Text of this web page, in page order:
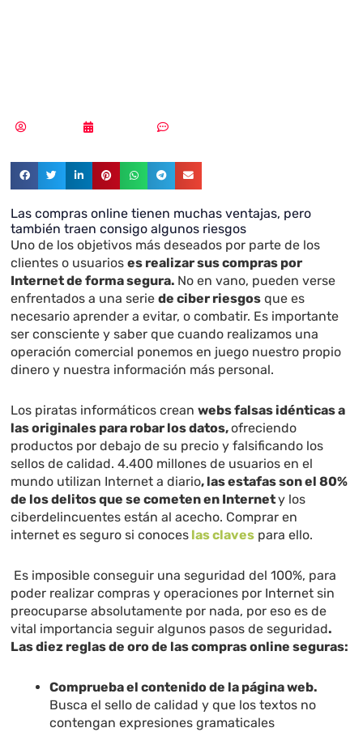
Las compras online tienen muchas ventajas, pero
también traen consigo algunos riesgos
Uno de los objetivos más deseados por parte de los
clientes o usuarioses realizar sus compras por
Internet de forma segura. No en vano, pueden verse
enfrentados a una seriede ciber riesgos que es
necesario aprender a evitar, o combatir. Es importante
ser consciente y saber que cuando realizamos una
operación comercial ponemos en juego nuestro propio
dinero y nuestra información más personal.
Los piratas informáticos creanwebs falsas idénticas a
las originales para robar los datos,ofreciendo
productos por debajo de su precio y falsificando los
sellos de calidad. 4.400 millones de usuarios en el
mundo utilizan Internet a diario, las estafas son el 80%
de los delitos que se cometen en Internety los
ciberdelincuentes están al acecho. Comprar en
internet es seguro si conoces las claves para ello.
Es imposible conseguir una seguridad del 100%, para
poder realizar compras y operaciones por Internet sin
preocuparse absolutamente por nada, por eso es de
vital importancia seguir algunos pasos de seguridad.
Las diez reglas de oro de las compras online seguras:
Comprueba el contenido de la página web.
Busca el sello de calidad y que los textos no
contengan expresiones gramaticales